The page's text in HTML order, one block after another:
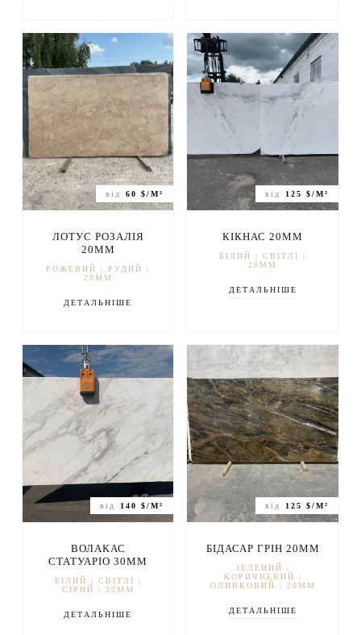
від 60 $/М²
ЛОТУС РОЗАЛІЯ
20ММ
РОЖЕВИЙ | РУДИЙ |
20ММ
ДЕТАЛЬНІШЕ
від 125 $/М²
КІКНАС 20ММ
БІЛИЙ | СВІТЛІ |
20ММ
ДЕТАЛЬНІШЕ
від 140 $/М²
ВОЛАКАС
СТАТУАРІО 30ММ
БІЛИЙ | СВІТЛІ |
СІРИЙ | 30ММ
ДЕТАЛЬНІШЕ
від 125 $/М²
БІДАСАР ГРІН 20ММ
ЗЕЛЕНИЙ |
КОРИЧНЕВИЙ |
ОЛИВКОВИЙ | 20ММ
ДЕТАЛЬНІШЕ